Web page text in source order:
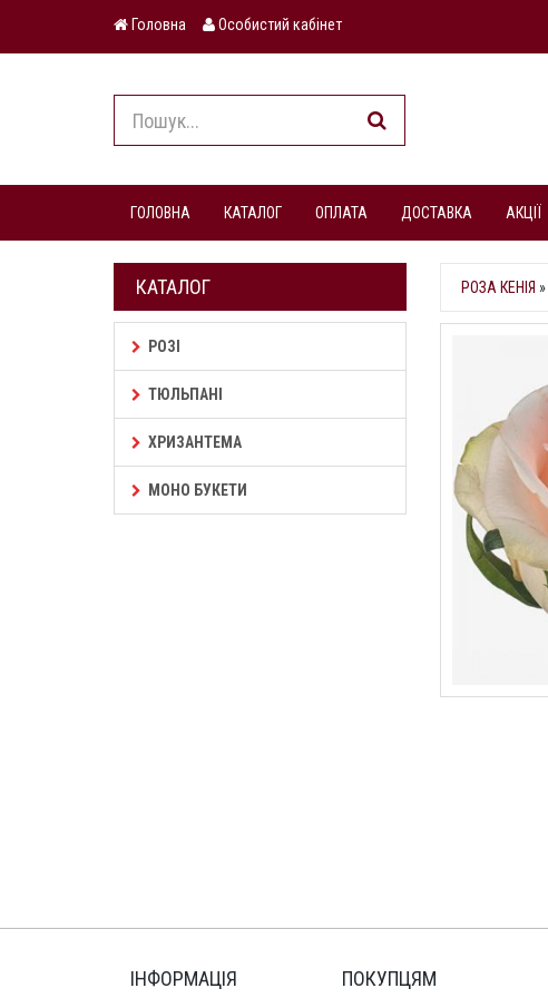
Головна Особистий кабінет
ГОЛОВНА КАТАЛОГ ОПЛАТА ДОСТАВКА АКЦІЇ
КАТАЛОГ
РОЗІ
ТЮЛЬПАНІ
ХРИЗАНТЕМА
МОНО БУКЕТИ
РОЗА КЕНІЯ »
ІНФОРМАЦІЯ ПОКУПЦЯМ